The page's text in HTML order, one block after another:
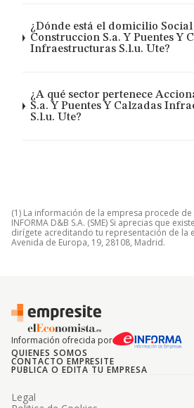
¿Dónde está el domicilio
Construccion S.a. Y Puentes Y
Infraestructuras S.l.u. Ute?
¿A qué sector pertenece
S.a. Y Puentes Y Calzadas
S.l.u. Ute?
(1) La información de la empresa procede
INFORMA D&B S.A. (SME) Si aprecias que
dirígete acreditando tu representación de la
Avenida de Europa, 19, 28108, Madrid.
Información ofrecida por
QUIENES SOMOS
CONTACTO EMPRESITE
PUBLICA O EDITA TU EMPRESA
Legal